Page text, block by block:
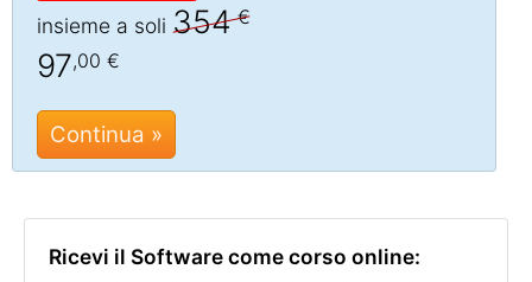
insieme a soli 354€
97,00 €
Continua »
Ricevi il Software come corso online: